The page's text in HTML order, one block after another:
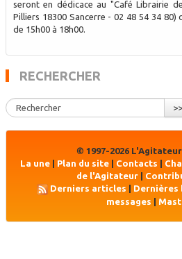
seront en dédicace au "Café Librairie
Pilliers 18300 Sancerre - 02 48 54 34 80)
de 15h00 à 18h00.
RECHERCHER
>>
© 1997-2026
La une | Plan du site | Contacts |
de l'Agitateur|
Derniers articles
Dernières
messages